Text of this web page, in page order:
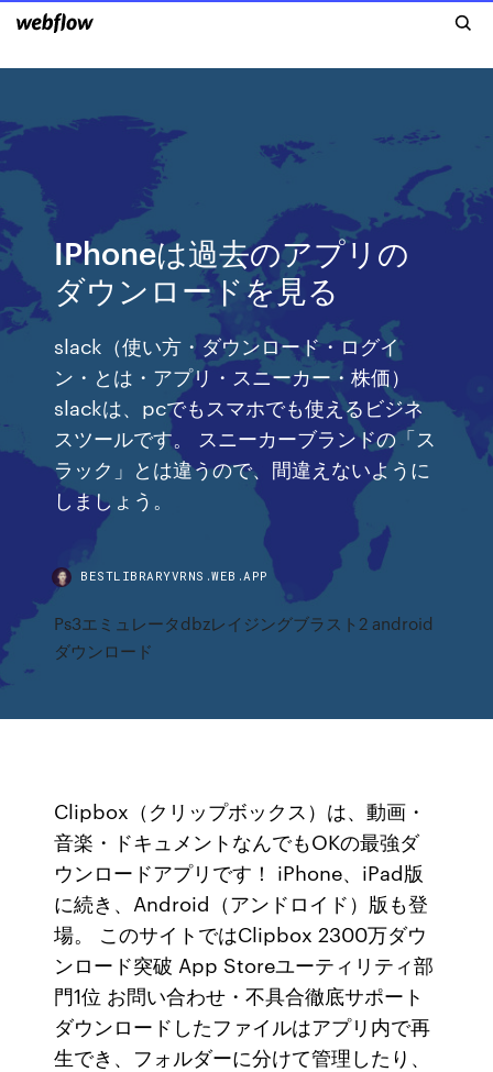
IPhoneは過去のアプリの
ダウンロードを見る
slack（使い方・ダウンロード・ログイ
ン・とは・アプリ・スニーカー・株価）
slackは、pcでもスマホでも使えるビジネ
スツールです。 スニーカーブランドの「ス
ラック」とは違うので、間違えないように
しましょう。
BESTLIBRARYVRNS.WEB.APP
Ps3エミュレータdbzレイジングブラスト2 android
ダウンロード
Clipbox（クリップボックス）は、動画・
音楽・ドキュメントなんでもOKの最強ダ
ウンロードアプリです！ iPhone、iPad版
に続き、Android（アンドロイド）版も登
場。 このサイトではClipbox 2300万ダウ
ンロード突破 App Storeユーティリティ部
門1位 お問い合わせ・不具合徹底サポート
ダウンロードしたファイルはアプリ内で再
生でき、フォルダーに分けて管理したり、